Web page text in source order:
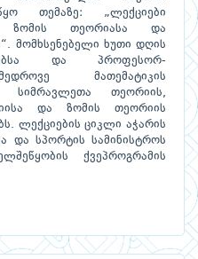
თემაზე: „ლექციები
ზომის თეორიასა და
მომხსენებელი ხუთი დღის
და პროფესორ-
მათემატიკის
სიმრავლეთა თეორიის,
და ზომის თეორიის
ლექციების ციკლი აჭარის
და სპორტის სამინისტროს
ქვეპროგრამის